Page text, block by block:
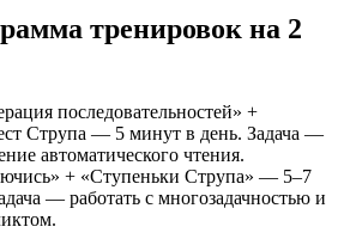
тренировок на 2
последовательностей» +
Струпа — 5 минут в день. Задача —
автоматического чтения.
+ «Ступеньки Струпа» — 5–7
— работать с многозадачностью и